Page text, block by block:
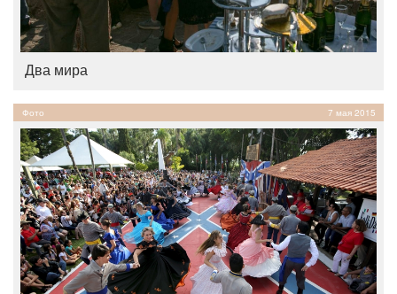
Два мира
Фото 7 мая 2015